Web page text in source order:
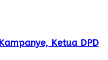
Ketua DPD